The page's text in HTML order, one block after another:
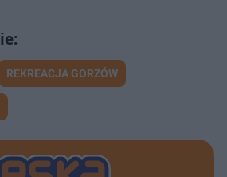
REKREACJA GORZÓW